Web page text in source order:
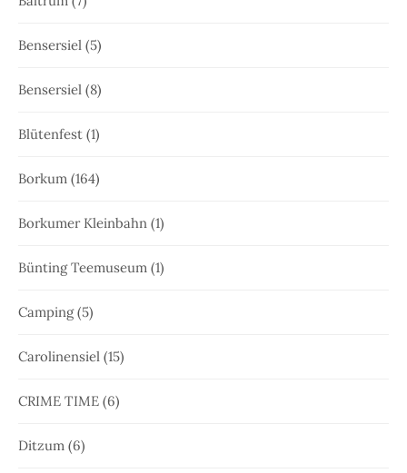
Bensersiel (5)
Bensersiel (8)
Blütenfest (1)
Borkum (164)
Borkumer Kleinbahn (1)
Bünting Teemuseum (1)
Camping(5)
Carolinensiel (15)
CRIME TIME (6)
Ditzum (6)